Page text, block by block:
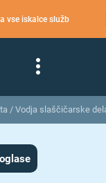
vse iskalce služb
/ Vodja slaščičarske